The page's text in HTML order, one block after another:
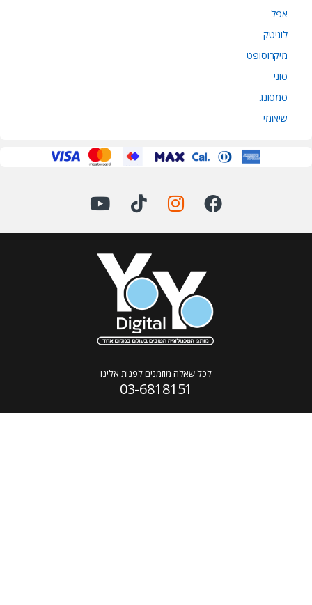
אפל
לוגיטק
מיקרוסופט
סוני
סמסונג
שיאומי
לכל שאלה מוזמנים לפנות אלינו
03-6818151